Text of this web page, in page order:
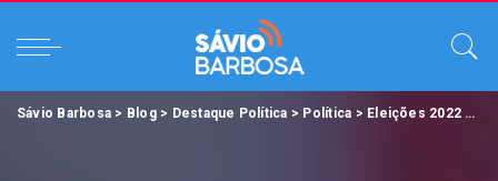
Sávio Barbosa > Blog> Destaque Política > Política > Eleições 2022